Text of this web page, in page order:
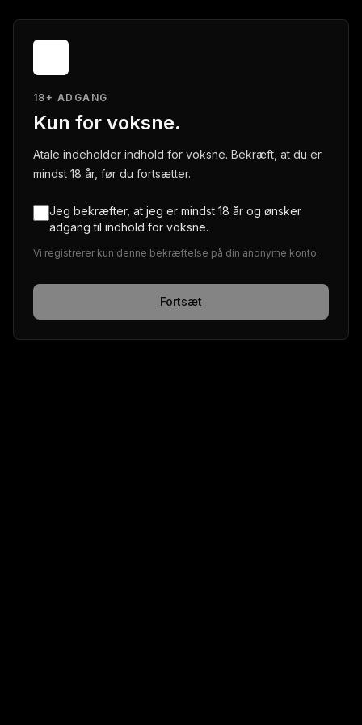
18+ ADGANG
Kun for voksne.
Atale indeholder indhold for voksne. Bekræft, at du er
mindst 18 år, før du fortsætter.
Jeg bekræfter, at jeg er mindst 18 år og ønsker
adgang til indhold for voksne.
Vi registrerer kun denne bekræftelse på din anonyme konto.
Fortsæt